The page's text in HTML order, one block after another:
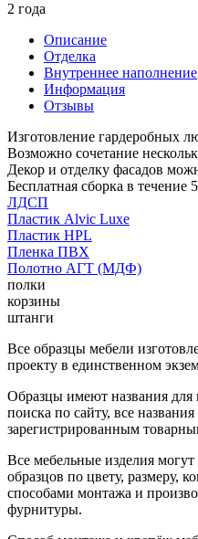
2 года
Описание
Отделка
Внутреннее наполнение
Информация
Отзывы
Изготовление гардеробных
Возможно сочетание
Декор и отделку фасадов
Бесплатная сборка в течение
ЛДСП
Пластик Alvic Luxe
Пластик HPL
Пленка ПВХ
Полотно АГТ (МДФ)
полки
корзины
штанги
Все образцы мебели
проекту в единственном
Образцы имеют названия для
поиска по сайту, все
зарегистрированным
Все мебельные изделия
образцов по цвету, размеру,
способами монтажа и
фурнитуры.